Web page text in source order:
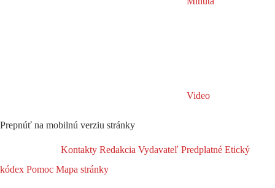
Video
Prepnúť na mobilnú verziu stránky
Kontakty Redakcia Vydavateľ Predplatné Etický
kódex Pomoc Mapa stránky